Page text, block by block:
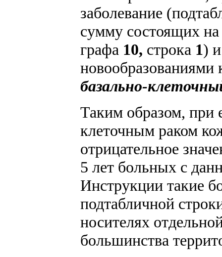
заболевание
сумму состоящих на
графа 10, строка 1)
базально-
Таким образом, при
клеточным раком
отрицательное
5 лет больных с
Инструкции такие
подтабличной
носителях
большинства